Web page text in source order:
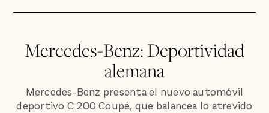
Mercedes-Benz: Deportividad
alemana
Mercedes-Benz presenta el nuevo automóvil
deportivo C 200 Coupé, que balancea lo atrevido